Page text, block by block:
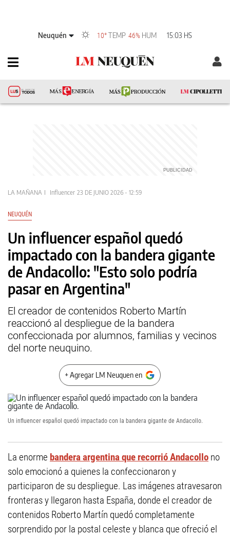
Neuquén 10°TEMP 46% HUM 15:03 HS
LA MAÑANA Influencer 23 DE JUNIO 2026 - 12:59
NEUQUÉN
Un influencer español quedó
impactado con la bandera gigante
de Andacollo: "Esto solo podría
pasar en Argentina"
El creador de contenidos Roberto Martín
reaccionó al despliegue de la bandera
confeccionada por alumnos, familias y vecinos
del norte neuquino.
+ Agregar LM Neuquen en
Un influencer español quedó impactado con la bandera gigante de Andacollo.
La enorme bandera argentina que recorrió Andacollo no
solo emocionó a quienes la confeccionaron y
participaron de su despliegue. Las imágenes atravesaron
fronteras y llegaron hasta España, donde el creador de
contenidos Roberto Martín quedó completamente
sorprendido por la postal celeste y blanca que ofreció el